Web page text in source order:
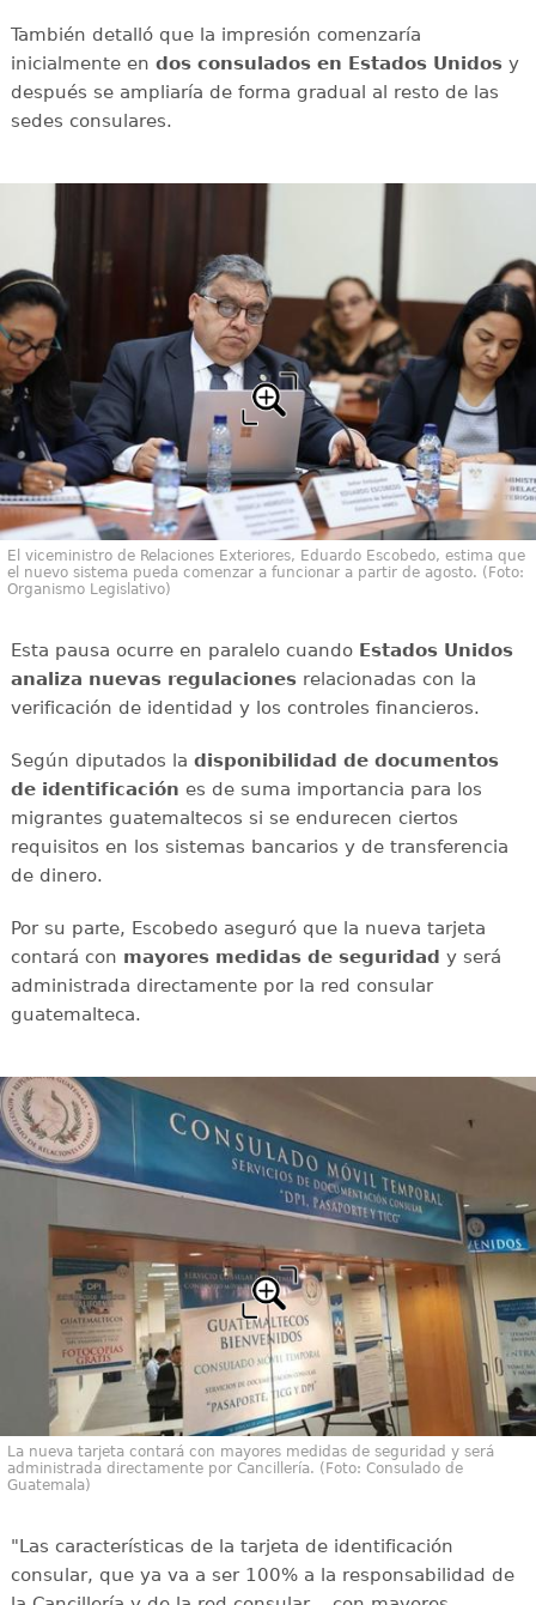
También detalló que la impresión comenzaría
inicialmente en dos consulados en Estados Unidosy
después se ampliaría de forma gradual al resto de las
sedes consulares.
El viceministro de Relaciones Exteriores, Eduardo Escobedo, estima que
el nuevo sistema pueda comenzar a funcionar a partir de agosto. (Foto:
Organismo Legislativo)
Esta pausa ocurre en paralelo cuando Estados Unidos
analiza nuevas regulacionesrelacionadas con la
verificación de identidad y los controles financieros.
Según diputados la disponibilidad de documentos
de identificación es de suma importancia para los
migrantes guatemaltecos si se endurecen ciertos
requisitos en los sistemas bancarios y de transferencia
de dinero.
Por su parte, Escobedo aseguró que la nueva tarjeta
contará con mayores medidas de seguridad y será
administrada directamente por la red consular
guatemalteca.
La nueva tarjeta contará con mayores medidas de seguridad y será
administrada directamente por Cancillería. (Foto: Consulado de
Guatemala)
"Las características de la tarjeta de identificación
consular, que ya va a ser 100% a la responsabilidad de